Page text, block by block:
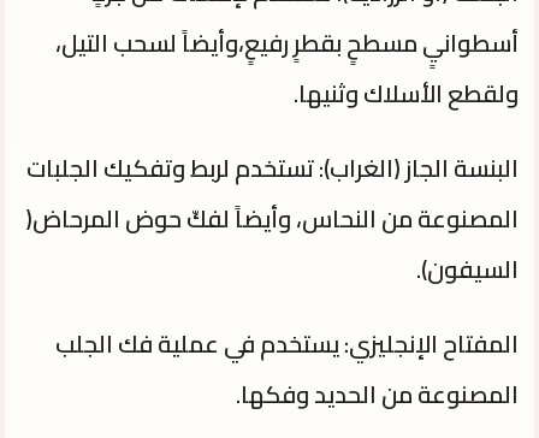
أسطوانيٍ مسطحٍ بقطرٍ رفيعٍ،وأيضاً لسحب التيل،
ولقطع الأسلاك وثنيها.
البنسة الجاز (الغراب): تستخدم لربط وتفكيك الجلبات
المصنوعة من النحاس، وأيضاً لفكّ حوض المرحاض(
السيفون).
المفتاح الإنجليزي: يستخدم في عملية فك الجلب
المصنوعة من الحديد وفكها.